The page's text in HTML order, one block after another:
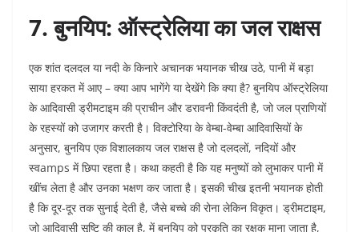
7. बुनयिप: ऑस्ट्रेलिया का जल राक्षस
एक शांत दलदल या नदी के किनारे अचानक भयानक चीख उठे, पानी में बड़ा
साया हरकत में आए – क्या आप भागेंगे या देखेंगे कि क्या है? बुनयिप ऑस्ट्रेलिया
के आदिवासी ड्रीमटाइम की प्राचीन और डरावनी किंवदंती है, जो जल प्राणियों
के रहस्यों को उजागर करती है। विक्टोरिया के वेम्बा-वेम्बा आदिवासियों के
अनुसार, बुनयिप एक विशालकाय जल राक्षस है जो दलदलों, नदियों और
स्वamps में छिपा रहता है। कथा कहती है कि यह मनुष्यों को लुभाकर पानी में
खींच लेता है और उनका भक्षण कर जाता है। इसकी चीख इतनी भयानक होती
है कि दूर-दूर तक सुनाई देती है, जैसे बच्चे की रोना लेकिन विकृत। ड्रीमटाइम,
जो आदिवासी सृष्टि की काल है, में बुनयिप को प्रकृति का रक्षक माना जाता है,